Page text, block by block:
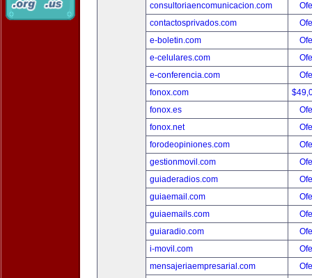
consultoriaencomunicacion.com
contactosprivados.com
e-boletin.com
e-celulares.com
e-conferencia.com
fonox.com
fonox.es
fonox.net
forodeopiniones.com
gestionmovil.com
guiaderadios.com
guiaemail.com
guiaemails.com
guiaradio.com
i-movil.com
mensajeriaempresarial.com